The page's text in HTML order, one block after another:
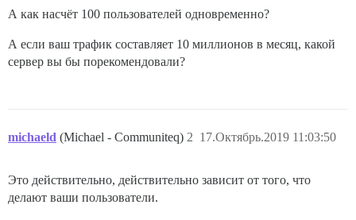
А как насчёт 100 пользователей одновременно?
А если ваш трафик составляет 10 миллионов в месяц, какой
сервер вы бы порекомендовали?
michaeld (Michael - Communiteq) 17.Октябрь.2019 11:03:50
2
Это действительно, действительно зависит от того, что
делают ваши пользователи.